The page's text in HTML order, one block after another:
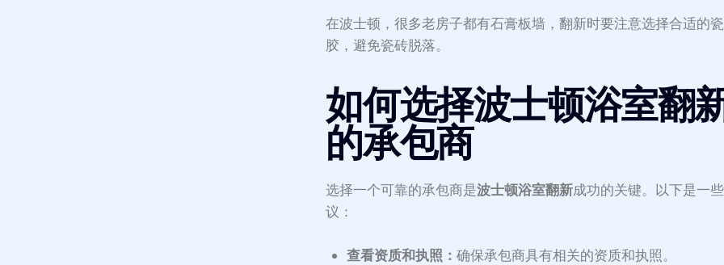
在波士顿，很多老房子都有石膏板墙，翻新时要注意选择合适的
胶，避免瓷砖脱落。
如何选择波士顿浴室翻
的承包商
选择一个可靠的承包商是波士顿浴室翻新成功的关键。以下是一
议：
查看资质和执照： 确保承包商具有相关的资质和执照。